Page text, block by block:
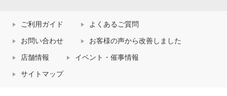
ご利用ガイド よくあるご質問
お問い合わせ お客様の声から改善しました
店舗情報 イベント・催事情報
サイトマップ